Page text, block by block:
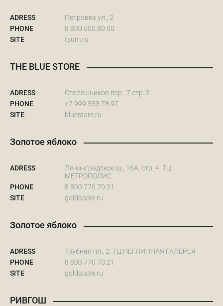
ADRESS
Петровка ул., 2
PHONE
8 800 500 80 00
SITE
tsum.ru
THE BLUE STORE
ADRESS
Столешников пер., 7 стр. 2
PHONE
+7 999 353 78 97
SITE
bluestore.ru
Золотое яблоко
ADRESS
Ленинградское ш., 16А, стр. 4, ТЦ
МЕТРОПОЛИС
PHONE
8 800 770 70 21
SITE
goldapple.ru
Золотое яблоко
ADRESS
Трубная пл., 2, ТЦ НЕГЛИННАЯ ГАЛЕРЕЯ
PHONE
8 800 770 70 21
SITE
goldapple.ru
РИВГОШ